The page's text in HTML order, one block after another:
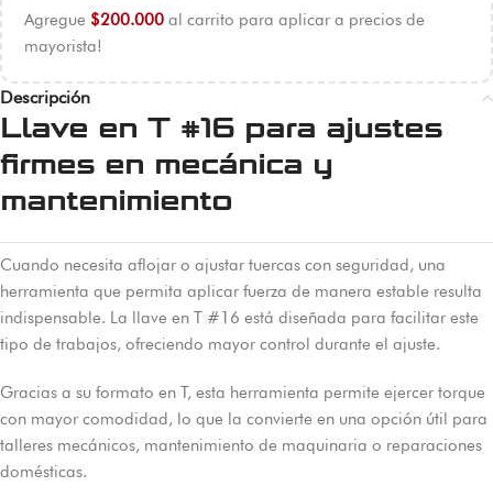
Agregue $200.000 al carrito para aplicar a precios de
mayorista!
Descripción
Llave en T #16 para ajustes
firmes en mecánica y
mantenimiento
Cuando necesita aflojar o ajustar tuercas con seguridad, una
herramienta que permita aplicar fuerza de manera estable resulta
indispensable. La llave en T #16 está diseñada para facilitar este
tipo de trabajos, ofreciendo mayor control durante el ajuste.
Gracias a su formato en T, esta herramienta permite ejercer torque
con mayor comodidad, lo que la convierte en una opción útil para
talleres mecánicos, mantenimiento de maquinaria o reparaciones
domésticas.